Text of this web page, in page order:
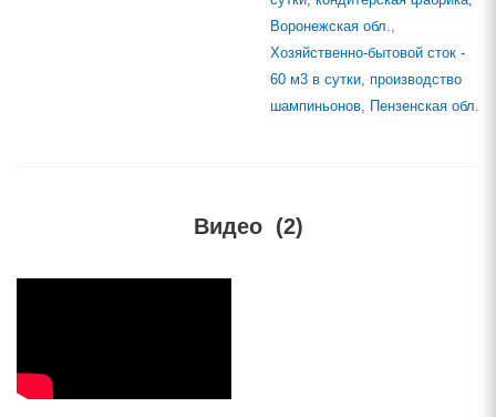
Воронежская обл.,
Хозяйственно-бытовой сток -
60 м3 в сутки, производство
шампиньонов, Пензенская обл.
Видео (2)